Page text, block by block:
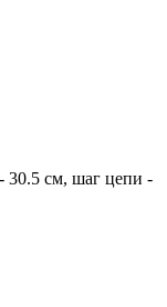
30.5 см, шаг цепи -